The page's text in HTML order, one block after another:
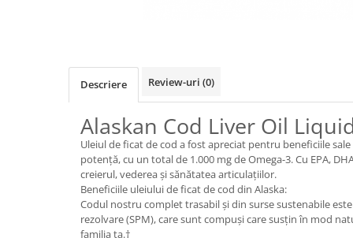
Quicksilver Scientific
Sanct Bernhard
Seeking Health
Thorne Research
Trace Minerals
Descriere Review-uri (0)
Alaskan Cod Liver Oil
Uleiul de ficat de cod a fost apreciat pentru beneficiile
potență, cu un total de 1.000 mg de Omega-3. Cu EPA,
creierul, vederea și sănătatea articulațiilor.
Beneficiile uleiului de ficat de cod din Alaska:
Codul nostru complet trasabil și din surse sustenabile
rezolvare (SPM), care sunt compuși care susțin în mod
familia ta.†